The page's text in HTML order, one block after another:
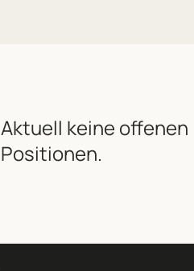
Aktuell keine offenen
Positionen.